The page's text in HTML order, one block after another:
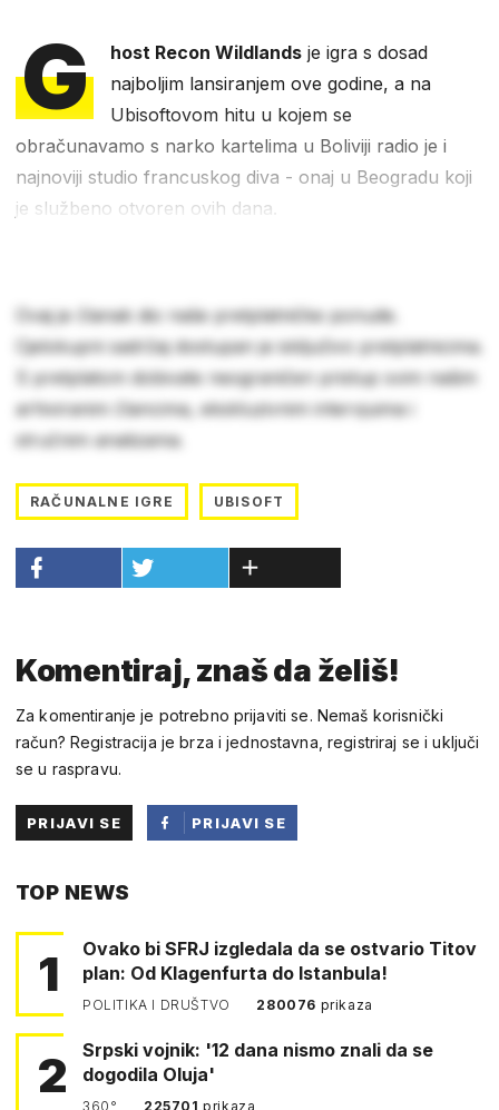
G host Recon Wildlands je igra s dosad
najboljim lansiranjem ove godine, a na
Ubisoftovom hitu u kojem se
obračunavamo s narko kartelima u Boliviji radio je i
najnoviji studio francuskog diva - onaj u Beogradu koji
je službeno otvoren ovih dana.
Ovaj je članak dio naše pretplatničke ponude.
Cjelokupni sadržaj dostupan je isključivo pretplatnicima.
S pretplatom dobivate neograničen pristup svim našim
arhiviranim člancima, ekskluzivnim intervjuima i
stručnim analizama.
RAČUNALNE IGRE UBISOFT
Komentiraj, znaš da želiš!
Za komentiranje je potrebno prijaviti se. Nemaš korisnički
račun? Registracija je brza i jednostavna, registriraj se i uključi
se u raspravu.
PRIJAVI SE
PRIJAVI SE
TOP NEWS
1
Ovako bi SFRJ izgledala da se ostvario Titov
plan: Od Klagenfurta do Istanbula!
POLITIKA I DRUŠTVO 280076 prikaza
2
Srpski vojnik: '12 dana nismo znali da se
dogodila Oluja'
360° 225701prikaza